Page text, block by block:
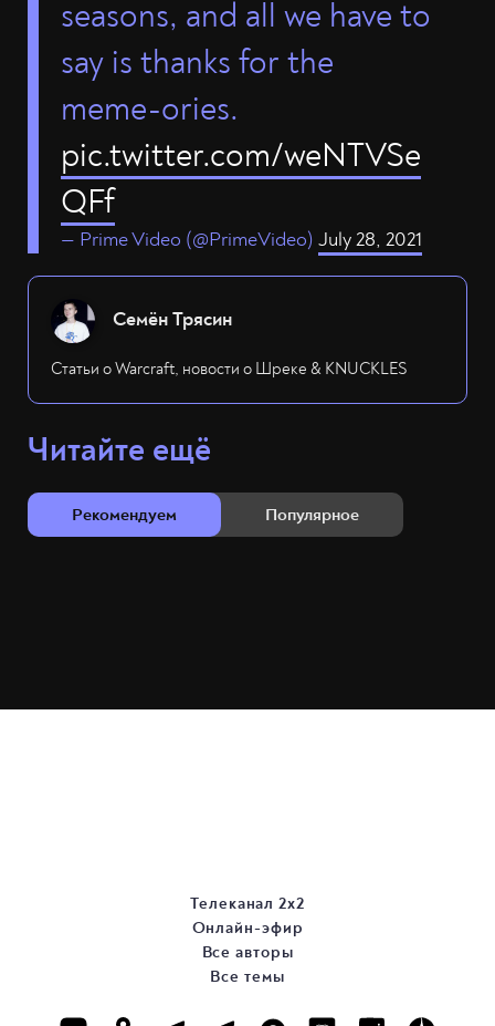
seasons, and all we have to
say is thanks for the
meme-ories.
pic.twitter.com/weNTVSe
QFf
— Prime Video (@PrimeVideo) July 28, 2021
Семён Трясин
Статьи о Warcraft, новости о Шреке & KNUCKLES
Читайте ещё
Рекомендуем Популярное
Телеканал 2х2
Онлайн-эфир
Все авторы
Все темы